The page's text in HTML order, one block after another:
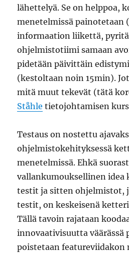
lähettelyä. Se on helppoa,
menetelmissä painotetaan
informaation liikettä,
ohjelmistotiimi samaan
pidetään päivittäin
(kestoltaan noin 15min).
mitä muut tekevät (tätä
Ståhle tietojohtamisen
Testaus on nostettu
ohjelmistokehityksessä
menetelmissä. Ehkä
vallankumouksellinen idea
testit ja sitten ohjelmistot,
testit, on keskeisenä
Tällä tavoin rajataan
innovaativisuutta väärässä
poistetaan featureviidakon